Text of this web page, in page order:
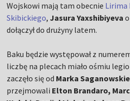
Wojskowi mają tam obecnie Lirima
Skibickiego, Jasura Yaxshibiyeva
dołączył do drużyny latem.
Baku będzie występował z
liczbę na plecach miało ośmiu
zaczęło się od Marka
przejmowali Elton Brandaro,